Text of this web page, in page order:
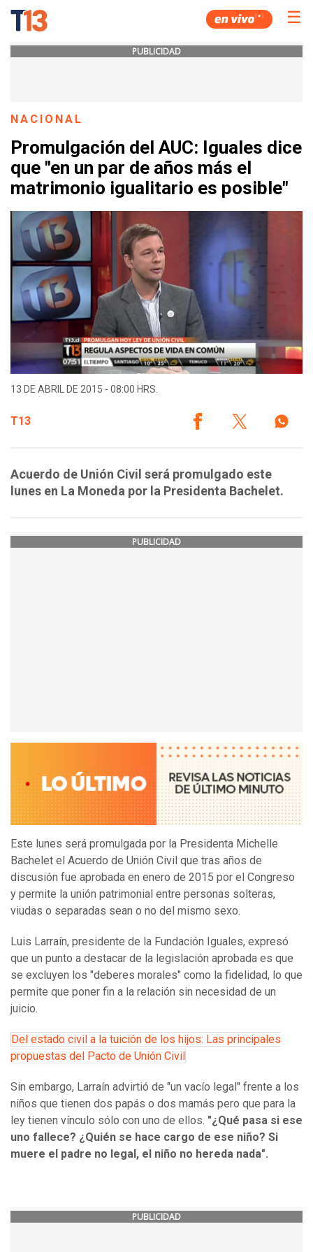
☰
PUBLICIDAD
NACIONAL
Promulgación del AUC: Iguales dice
que "en un par de años más el
matrimonio igualitario es posible"
13 DE ABRIL DE 2015 - 08:00 HRS.
T13
Acuerdo de Unión Civil será promulgado este
lunes en La Moneda por la Presidenta Bachelet.
PUBLICIDAD
Este lunes será promulgada por la Presidenta Michelle
Bachelet el Acuerdo de Unión Civil que tras años de
discusión fue aprobada en enero de 2015 por el Congreso
y permite la unión patrimonial entre personas solteras,
viudas o separadas sean o no del mismo sexo.
Luis Larraín, presidente de la Fundación Iguales, expresó
que un punto a destacar de la legislación aprobada es que
se excluyen los "deberes morales" como la fidelidad, lo que
permite que poner fin a la relación sin necesidad de un
juicio.
Del estado civil a la tuición de los hijos: Las principales
propuestas del Pacto de Unión Civil
Sin embargo, Larraín advirtió de "un vacío legal" frente a los
niños que tienen dos papás o dos mamás pero que para la
ley tienen vínculo sólo con uno de ellos. "¿Qué pasa si ese
uno fallece? ¿Quién se hace cargo de ese niño? Si
muere el padre no legal, el niño no hereda nada".
PUBLICIDAD